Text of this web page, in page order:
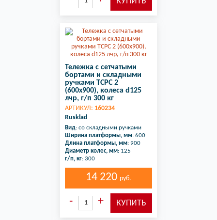
Тележка с сетчатыми
бортами и складными
ручками ТСРС 2
(600х900), колеса d125
лчр, г/п 300 кг
АРТИКУЛ: 160234
Rusklad
Вид: со складными ручками
Ширина платформы, мм: 600
Длина платформы, мм: 900
Диаметр колес, мм: 125
г/п, кг: 300
14 220 руб.